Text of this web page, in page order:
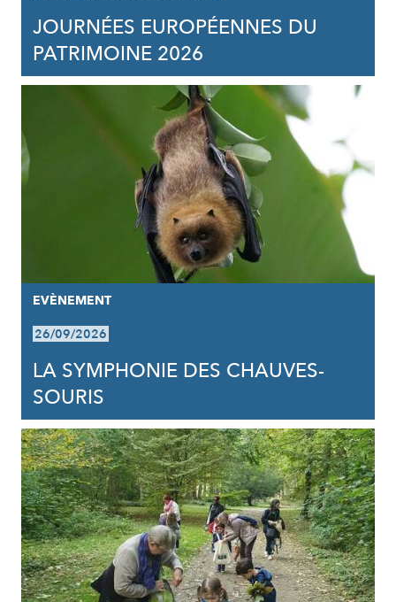
JOURNÉES EUROPÉENNES DU
PATRIMOINE 2026
EVÈNEMENT
26/09/2026
LA SYMPHONIE DES CHAUVES-
SOURIS